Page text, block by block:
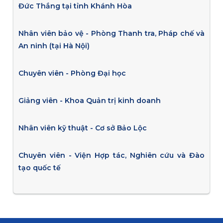
Đức Thắng tại tỉnh Khánh Hòa
Nhân viên bảo vệ - Phòng Thanh tra, Pháp chế và
An ninh (tại Hà Nội)
Chuyên viên - Phòng Đại học
Giảng viên - Khoa Quản trị kinh doanh
Nhân viên kỹ thuật - Cơ sở Bảo Lộc
Chuyên viên - Viện Hợp tác, Nghiên cứu và Đào
tạo quốc tế